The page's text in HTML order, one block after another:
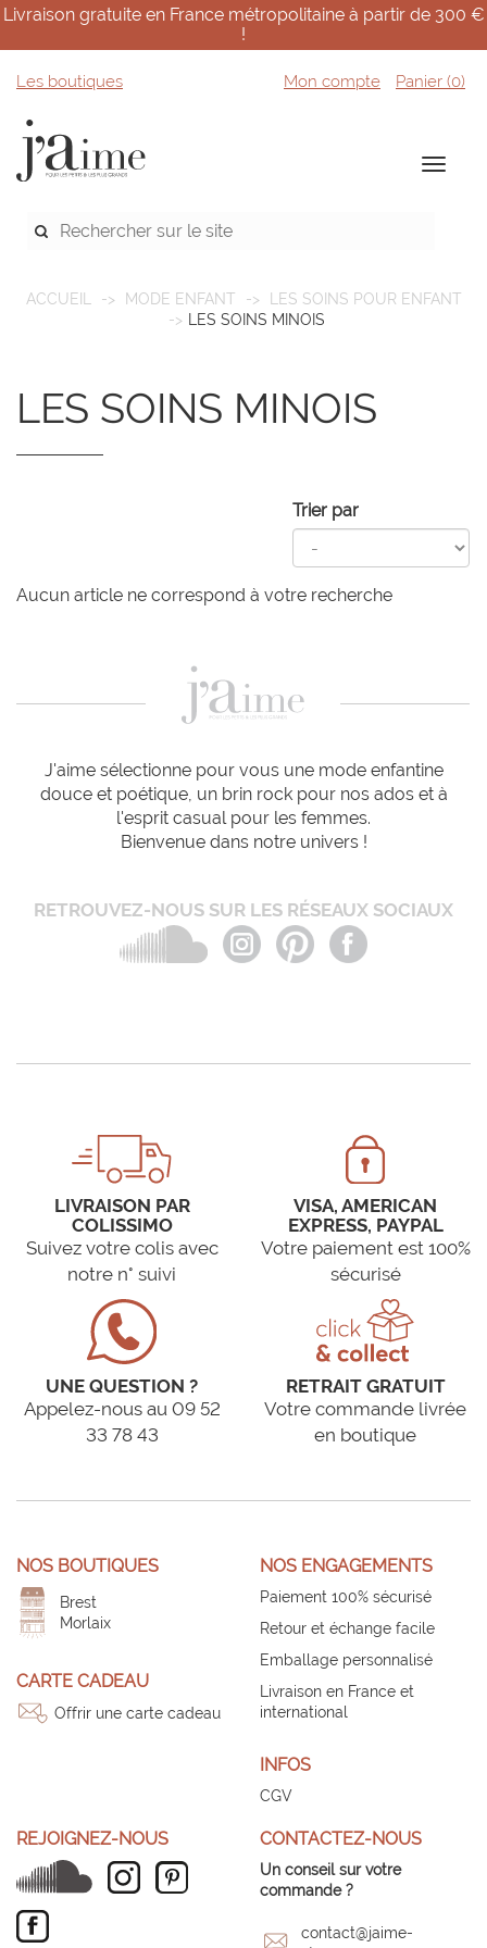
Livraison gratuite en France métropolitaine à partir de 300 €
!
Les boutiques Mon compte Panier (0)
ACCUEIL MODE ENFANT
LES SOINS POUR ENFANT
LES SOINS MINOIS
LES SOINS MINOIS
Trier par
Aucun article ne correspond à votre recherche
J'aime sélectionne pour vous une mode enfantine
douce et poétique, un brin rock pour nos ados et à
l'esprit casual pour les femmes.
Bienvenue dans notre univers !
RETROUVEZ-NOUS SUR LES RÉSEAUX SOCIAUX
LIVRAISON PAR
COLISSIMO
Suivez votre colis avec
notre n° suivi
VISA, AMERICAN
EXPRESS, PAYPAL
Votre paiement est 100%
sécurisé
UNE QUESTION ?
Appelez-nous au 09 52
33 78 43
RETRAIT GRATUIT
Votre commande livrée
en boutique
NOS BOUTIQUES
Brest
Morlaix
CARTE CADEAU
Offrir une carte cadeau
NOS ENGAGEMENTS
Paiement 100% sécurisé
Retour et échange facile
Emballage personnalisé
Livraison en France et
international
INFOS
CGV
REJOIGNEZ-NOUS CONTACTEZ-NOUS
Un conseil sur votre
commande ?
contact@jaime-